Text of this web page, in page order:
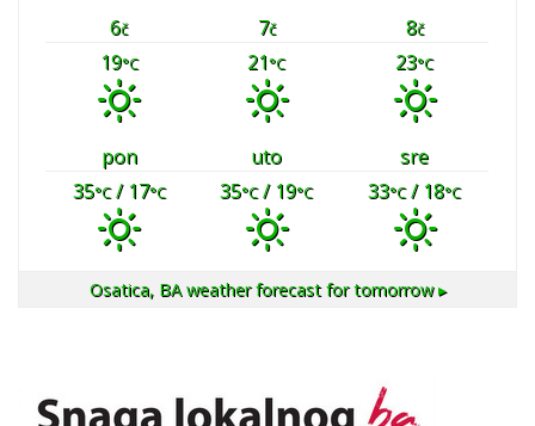
6č 7č 8č
19°C 21°C 23°C
pon uto
sre
35°C/ 17°C 35°C/ 19°C 33°C/ 18°C
Osatica, BAweather forecast for tomorrow ▸